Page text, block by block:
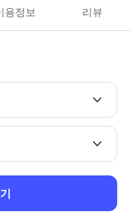
용정보 리뷰